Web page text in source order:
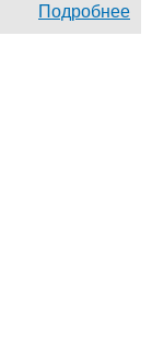
Подробнее